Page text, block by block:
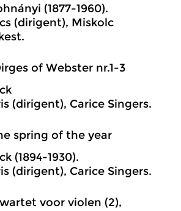
(1877-1960).
(dirigent), Miskolc
of Webster nr.1-3
(dirigent), Carice Singers.
spring of the year
(1894-1930).
(dirigent), Carice Singers.
voor violen (2),